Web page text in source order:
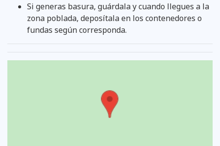
Si generas basura, guárdala y cuando llegues a la
zona poblada, deposítala en los contenedores o
fundas según corresponda.